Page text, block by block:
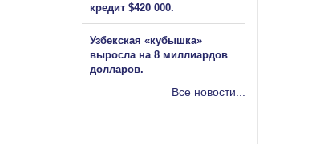
кредит $420 000.
Узбекская «кубышка»
выросла на 8 миллиардов
долларов.
Все новости...